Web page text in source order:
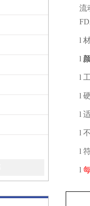
流
l
l
l
l
l
l
l
l